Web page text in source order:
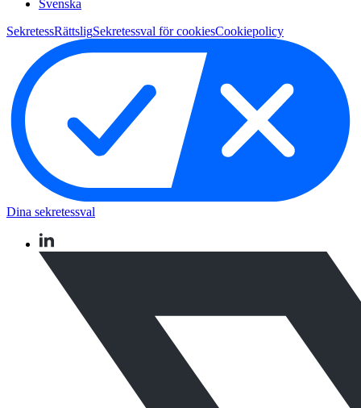
Svenska
SekretessRättsligSekretessval för cookiesCookiepolicy
Dina sekretessval